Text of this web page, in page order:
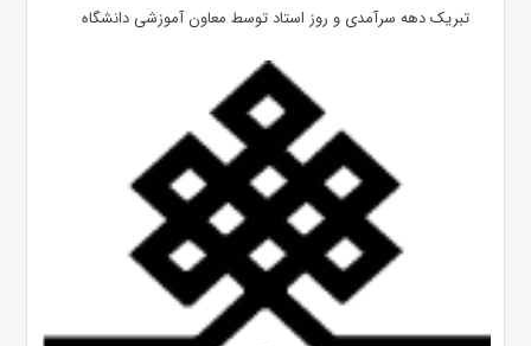
تبریک دهه سرآمدی و روز استاد توسط معاون آموزشی دانشگاه